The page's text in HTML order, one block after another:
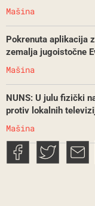
Mašina
Pokrenuta aplikacija
zemalja jugoistočne
Mašina
NUNS: U julu fizički
protiv lokalnih
Mašina